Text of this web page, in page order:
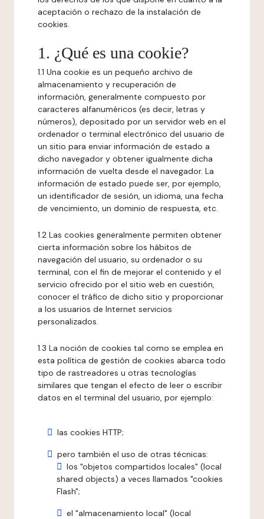
aceptación o rechazo de la instalación de
cookies.
1. ¿Qué es una cookie?
1.1 Una cookie es un pequeño archivo de
almacenamiento y recuperación de
información, generalmente compuesto por
caracteres alfanuméricos (es decir, letras y
números), depositado por un servidor web en el
ordenador o terminal electrónico del usuario de
un sitio para enviar información de estado a
dicho navegador y obtener igualmente dicha
información de vuelta desde el navegador. La
información de estado puede ser, por ejemplo,
un identificador de sesión, un idioma, una fecha
de vencimiento, un dominio de respuesta, etc.
1.2 Las cookies generalmente permiten obtener
cierta información sobre los hábitos de
navegación del usuario, su ordenador o su
terminal, con el fin de mejorar el contenido y el
servicio ofrecido por el sitio web en cuestión,
conocer el tráfico de dicho sitio y proporcionar
a los usuarios de Internet servicios
personalizados.
1.3 La noción de cookies tal como se emplea en
esta política de gestión de cookies abarca todo
tipo de rastreadores u otras tecnologías
similares que tengan el efecto de leer o escribir
datos en el terminal del usuario, por ejemplo:
las cookies HTTP;
pero también el uso de otras técnicas:
los "objetos compartidos locales" (local
shared objects) a veces llamados "cookies
Flash";
el "almacenamiento local" (local